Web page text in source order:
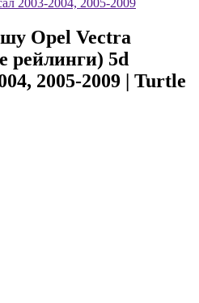
2003-2004, 2005-2009
Opel Vectra
рейлинги) 5d
2005-2009 | Turtle